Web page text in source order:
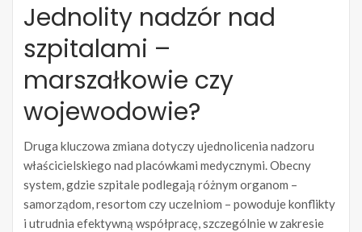
Jednolity nadzór nad
szpitalami –
marszałkowie czy
wojewodowie?
Druga kluczowa zmiana dotyczy ujednolicenia nadzoru
właścicielskiego nad placówkami medycznymi. Obecny
system, gdzie szpitale podlegają różnym organom –
samorządom, resortom czy uczelniom – powoduje konflikty
i utrudnia efektywną współpracę, szczególnie w zakresie